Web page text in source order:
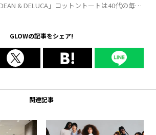
& DELUCA」コットントートは40代の毎日
GLOWの記事をシェア!
関連記事